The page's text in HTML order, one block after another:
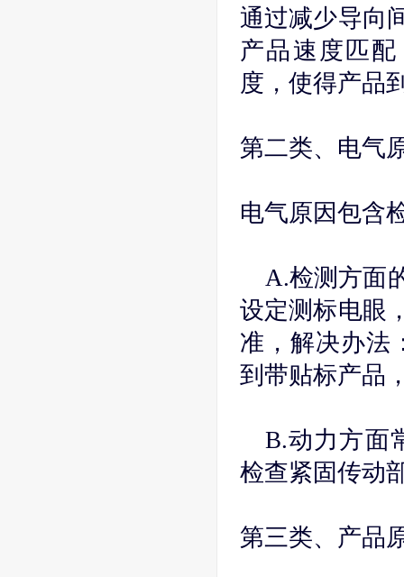
通过减少导向
产品速度匹
度，使得产品
第二类、电气
电气原因包含
A.检测方面
设定测标电眼
准，解决办法
到带贴标产品
B.动力方面
检查紧固传动
第三类、产品